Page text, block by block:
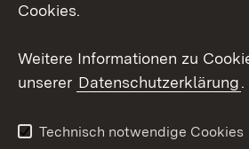
Kontakt
Cookies.
Weitere Informationen zu
unserer Datenschutzerklärung.
Technisch notwendige Cookies